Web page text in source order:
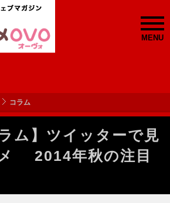
MENU
コラム
ム】ツイッターで見
2014年秋の注目